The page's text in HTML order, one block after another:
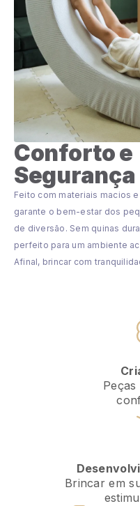
Conforto e
Segurança
Feito com materiais macios
garante o bem-estar dos
de diversão. Sem quinas
perfeito para um ambiente
Afinal, brincar com
Brincar em